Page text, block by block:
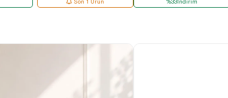
Son 1 Ürün %33İndirim